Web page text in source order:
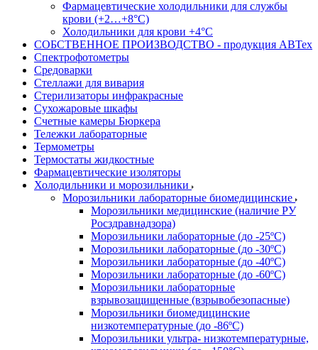
Фармацевтические холодильники для службы
крови (+2…+8°С)
Холодильники для крови +4°С
СОБСТВЕННОЕ ПРОИЗВОДСТВО - продукция АВТех
Спектрофотометры
Средоварки
Стеллажи для вивария
Стерилизаторы инфракрасные
Сухожаровые шкафы
Счетные камеры Бюркера
Тележки лабораторные
Термометры
Термостаты жидкостные
Фармацевтические изоляторы
Холодильники и морозильники
Морозильники лабораторные биомедицинские
Морозильники медицинские (наличие РУ
Росздравнадзора)
Морозильники лабораторные (до -25ºС)
Морозильники лабораторные (до -30ºС)
Морозильники лабораторные (до -40ºС)
Морозильники лабораторные (до -60ºС)
Морозильники лабораторные
взрывозащищенные (взрывобезопасные)
Морозильники биомедицинские
низкотемпературные (до -86ºС)
Морозильники ультра- низкотемпературные,